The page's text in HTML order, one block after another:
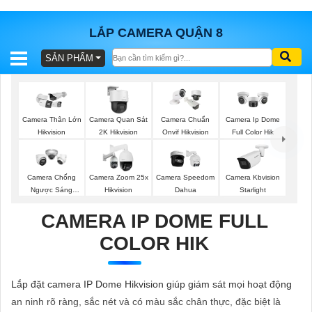
LẮP CAMERA QUẬN 8
BÁO
TRỌN
GÓI
SẢN
PHẨM
VẤN
LẮP
SẢN PHẨM
Camera Thân Lớn
Hikvision
Camera Quan Sát
2K Hikvision
Camera Chuẩn
Onvif Hikvision
Camera Ip Dome
Full Color Hik
Camera Chống
Ngược Sáng
Camera Zoom 25x
Hikvision
Camera Speedom
Dahua
Camera Kbvision
Starlight
CAMERA IP DOME FULL
COLOR HIK
Lắp đặt camera IP Dome Hikvision giúp giám sát mọi hoạt động
an ninh rõ ràng, sắc nét và có màu sắc chân thực, đặc biệt là